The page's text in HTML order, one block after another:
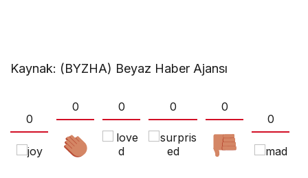
Kaynak: (BYZHA) Beyaz Haber Ajansı
0
0 0 0
0
0